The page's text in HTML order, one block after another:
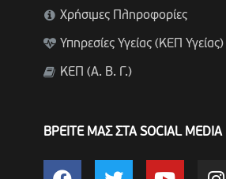
Χρήσιμες Πληροφορίες
Υπηρεσίες Υγείας (ΚΕΠ Υγείας)
ΚΕΠ (Α. Β. Γ.)
ΒΡΕΙΤΕ ΜΑΣ ΣΤΑ SOCIAL MEDIA